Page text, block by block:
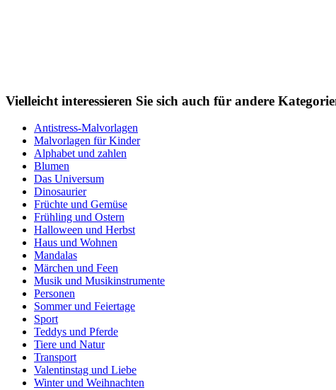
Vielleicht interessieren Sie sich auch für andere
Antistress-Malvorlagen
Malvorlagen für Kinder
Alphabet und zahlen
Blumen
Das Universum
Dinosaurier
Früchte und Gemüse
Frühling und Ostern
Halloween und Herbst
Haus und Wohnen
Mandalas
Märchen und Feen
Musik und Musikinstrumente
Personen
Sommer und Feiertage
Sport
Teddys und Pferde
Tiere und Natur
Transport
Valentinstag und Liebe
Winter und Weihnachten